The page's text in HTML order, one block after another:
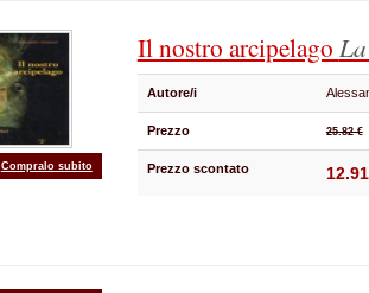
Compralo subito
Il nostro arcipelago
Autore/i
Prezzo 25.82 €
Prezzo scontato